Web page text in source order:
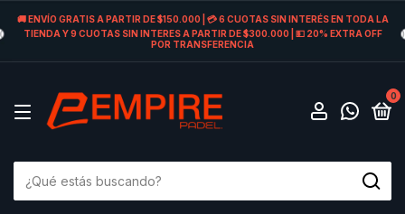
🚚 ENVÍO GRATIS A PARTIR DE $150.000 | 💳 6 CUOTAS SIN INTERÉS EN TODA LA
TIENDA Y 9 CUOTAS SIN INTERES A PARTIR DE $300.000 | 💵 20% EXTRA OFF
POR TRANSFERENCIA
0